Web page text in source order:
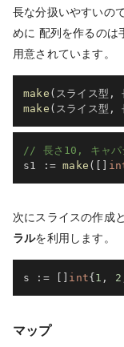
長な分扱いやすいの
めに 配列を作るのは
用意されています。
make ( スライス型 ,
make ( スライス型 ,
// 長さ10, キャパ
s1
:= make ( [ ]
次にスライスの作成
ラルを利用します。
s := int{ 1 , 2
マップ